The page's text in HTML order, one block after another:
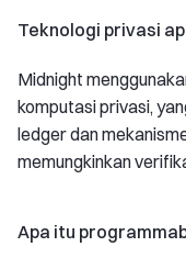
Teknologi privasi
Midnight
komputasi privasi,
ledger dan
memungkinkan
Apa itu